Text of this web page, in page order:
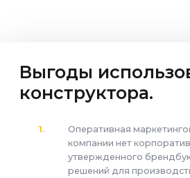
Выгоды
конструктора.
Оперативная
компании нет
утвержденного
решений для